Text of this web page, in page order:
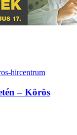
– Körös